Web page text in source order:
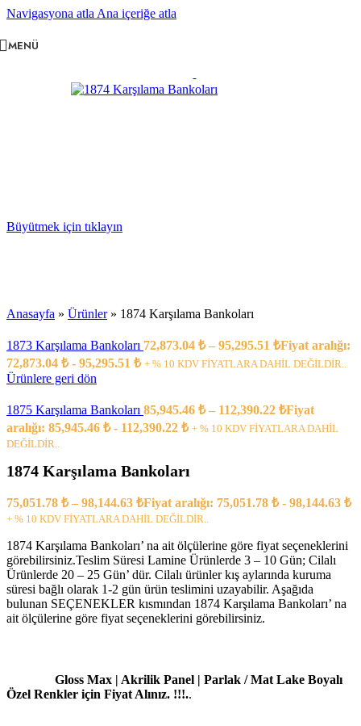
Navigasyona atla Ana içeriğe atla
MENÜ
Büyütmek için tıklayın
Anasayfa » Ürünler» 1874 Karşılama Bankoları
1873 Karşılama Bankoları 72,873.04 ₺ – 95,295.51 ₺Fiyat aralığı:
72,873.04 ₺ - 95,295.51 ₺ + % 10 KDV FİYATLARA DAHİL DEĞİLDİR..
Ürünlere geri dön
1875 Karşılama Bankoları 85,945.46 ₺ – 112,390.22 ₺Fiyat
aralığı: 85,945.46 ₺ - 112,390.22 ₺ + % 10 KDV FİYATLARA DAHİL
DEĞİLDİR..
1874 Karşılama Bankoları
75,051.78 ₺ – 98,144.63 ₺Fiyat aralığı: 75,051.78 ₺ - 98,144.63 ₺
+ % 10 KDV FİYATLARA DAHİL DEĞİLDİR..
1874 Karşılama Bankoları’ na ait ölçülerine göre fiyat seçeneklerini
görebilirsiniz.Teslim Süresi Lamine Ürünlerde 3 – 10 Gün; Cilalı
Ürünlerde 20 – 25 Gün’ dür. Cilalı ürünler kış aylarında kuruma
süresi bağlı olarak 1-2 gün ürün teslimini uzayabilir. Aşağıda
bulunan SEÇENEKLER kısmından 1874 Karşılama Bankoları’ na
ait ölçülerine göre fiyat seçeneklerini görebilirsiniz.
Gloss Max | Akrilik Panel | Parlak / Mat Lake Boyalı
Özel Renkler için Fiyat Alınız. !!!..